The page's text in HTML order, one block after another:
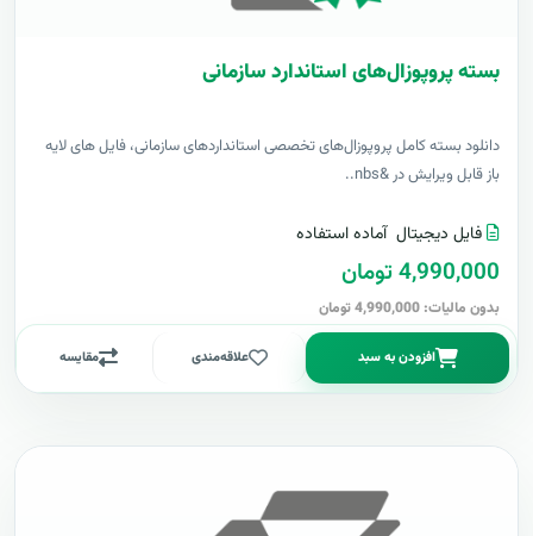
بسته پروپوزال‌های استاندارد سازمانی
دانلود بسته کامل پروپوزال‌های تخصصی استانداردهای سازمانی، فایل های لایه
باز قابل ویرایش در &nbs..
فایل دیجیتال آماده استفاده
4,990,000 تومان
بدون مالیات: 4,990,000 تومان
افزودن به سبد علاقه‌مندی مقایسه